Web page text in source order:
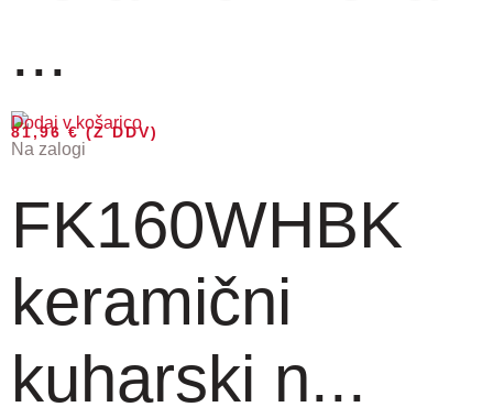
...
81,96€(Z DDV)
Dodaj v košarico
Na zalogi
FK160WHBK
keramični
kuharski n...